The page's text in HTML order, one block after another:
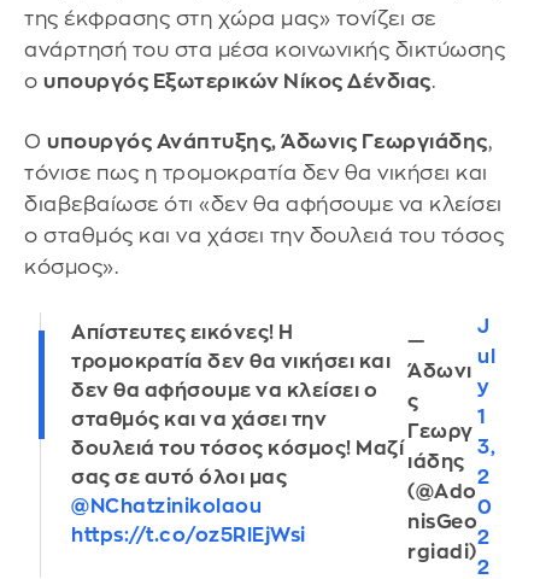
της έκφρασης στη χώρα μας» τονίζει σε
ανάρτησή του στα μέσα κοινωνικής δικτύωσης
ο υπουργός Εξωτερικών Νίκος Δένδιας.
Ο υπουργός Ανάπτυξης, Άδωνις Γεωργιάδης,
τόνισε πως η τρομοκρατία δεν θα νικήσει και
διαβεβαίωσε ότι «δεν θα αφήσουμε να κλείσει
ο σταθμός και να χάσει την δουλειά του τόσος
κόσμος».
Απίστευτες εικόνες! Η
τρομοκρατία δεν θα νικήσει και
δεν θα αφήσουμε να κλείσει ο
σταθμός και να χάσει την
δουλειά του τόσος κόσμος! Μαζί
σας σε αυτό όλοι μας
@NChatzinikolaou
https://t.co/oz5RlEjWsi
—
Άδωνι
ς
Γεωργ
ιάδης
(@Ado
nisGeo
rgiadi)
J
ul
y
1
3,
2
0
2
2